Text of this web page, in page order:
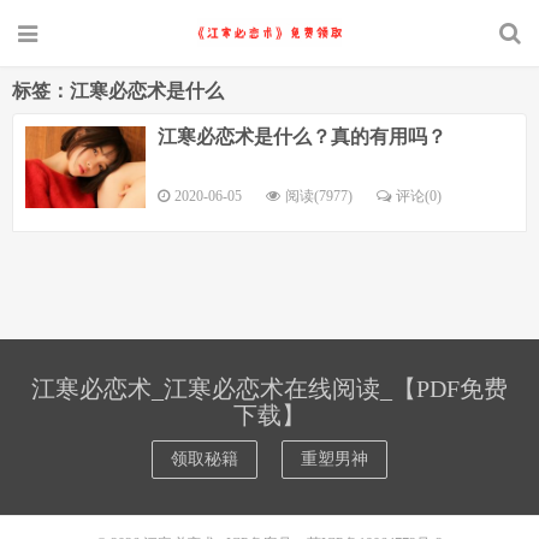
标签：江寒必恋术是什么
江寒必恋术是什么？真的有用吗？
2020-06-05 阅读(7977) 评论(0)
江寒必恋术_江寒必恋术在线阅读_【PDF免费
下载】
领取秘籍 重塑男神